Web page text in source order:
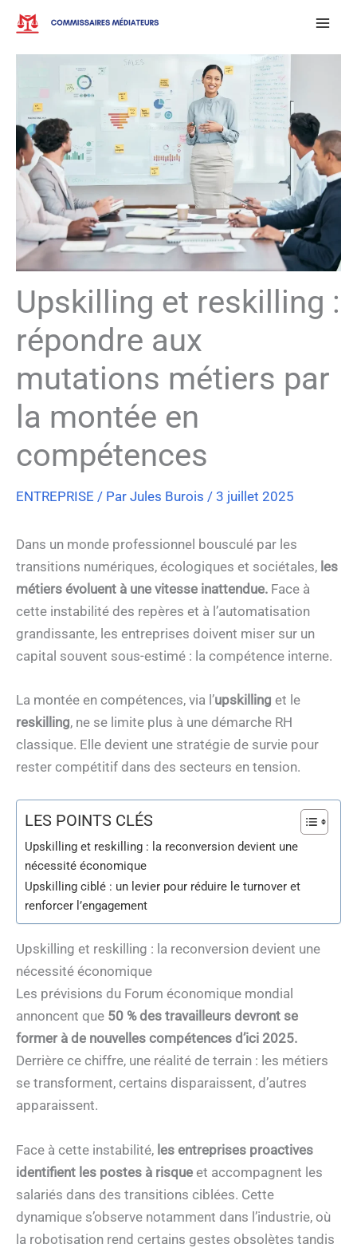
Aller
contenu
Upskilling et reskilling :
répondre aux
mutations métiers par
la montée en
compétences
ENTREPRISE / Par Jules Burois / 3 juillet 2025
Dans un monde professionnel bousculé par les
transitions numériques, écologiques et sociétales, les
métiers évoluent à une vitesse inattendue. Face à
cette instabilité des repères et à l’automatisation
grandissante, les entreprises doivent miser sur un
capital souvent sous-estimé : la compétence interne.
La montée en compétences, via l’upskilling et le
reskilling, ne se limite plus à une démarche RH
classique. Elle devient une stratégie de survie pour
rester compétitif dans des secteurs en tension.
LES POINTS CLÉS
Upskilling et reskilling : la reconversion devient une
nécessité économique
Upskilling ciblé : un levier pour réduire le turnover et
renforcer l’engagement
Upskilling et reskilling : la reconversion devient une
nécessité économique
Les prévisions du Forum économique mondial
annoncent que 50 % des travailleurs devront se
former à de nouvelles compétences d’ici 2025.
Derrière ce chiffre, une réalité de terrain : les métiers
se transforment, certains disparaissent, d’autres
apparaissent.
Face à cette instabilité, les entreprises proactives
identifient les postes à risque et accompagnent les
salariés dans des transitions ciblées. Cette
dynamique s’observe notamment dans l’industrie, où
la robotisation rend certains gestes obsolètes tandis